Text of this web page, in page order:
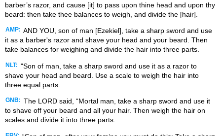
barber’s razor, and cause [it] to pass upon thine head and upon thy
beard: then take thee balances to weigh, and divide the [hair].
AMP: AND YOU, son of man [Ezekiel], take a sharp sword and use
it as a barber's razor and shave your head and your beard. Then
take balances for weighing and divide the hair into three parts.
NLT: "Son of man, take a sharp sword and use it as a razor to
shave your head and beard. Use a scale to weigh the hair into
three equal parts.
GNB: The LORD said, “Mortal man, take a sharp sword and use it
to shave off your beard and all your hair. Then weigh the hair on
scales and divide it into three parts.